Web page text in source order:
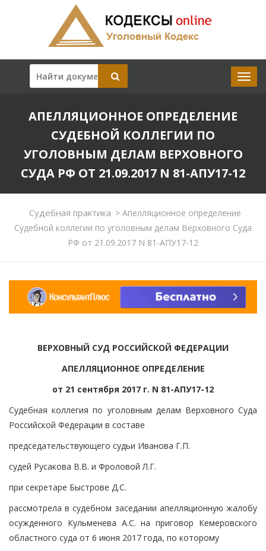
АПЕЛЛЯЦИОННОЕ ОПРЕДЕЛЕНИЕ
СУДЕБНОЙ КОЛЛЕГИИ ПО
УГОЛОВНЫМ ДЕЛАМ ВЕРХОВНОГО
СУДА РФ ОТ 21.09.2017 N 81-АПУ17-12
Судебная практика > Апелляционное определение
Судебной коллегии по уголовным делам Верховного Суда
РФ от 21.09.2017 N 81-АПУ17-12
ВЕРХОВНЫЙ СУД РОССИЙСКОЙ ФЕДЕРАЦИИ
АПЕЛЛЯЦИОННОЕ ОПРЕДЕЛЕНИЕ
от 21 сентября 2017 г. N 81-АПУ17-12
Судебная коллегия по уголовным делам Верховного Суда
Российской Федерации в составе
председательствующего судьи Иванова Г.П.
судей Русакова В.В. и Фроловой Л.Г.
при секретаре Быстрове Д.С.
рассмотрела в судебном заседании апелляционную жалобу
осужденного Кульменева А.С. на приговор Кемеровского
областного суда от 6 июня 2017 года, по которому